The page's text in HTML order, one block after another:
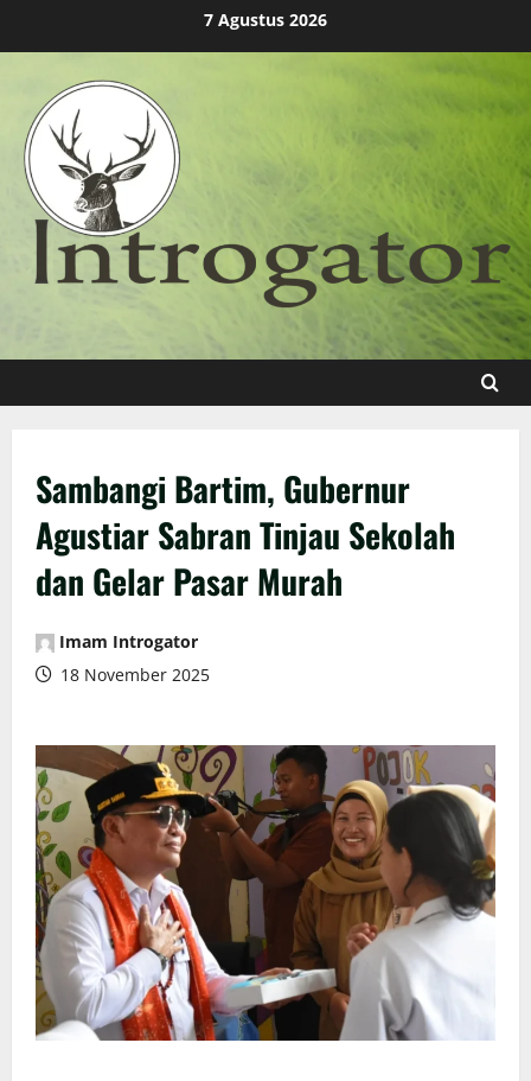
7 Agustus 2026
Sambangi Bartim, Gubernur
Agustiar Sabran Tinjau Sekolah
dan Gelar Pasar Murah
Imam Introgator
18 November 2025